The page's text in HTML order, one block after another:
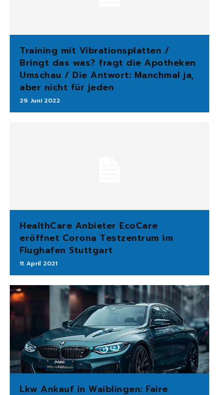
Training mit Vibrationsplatten /
Bringt das was? fragt die Apotheken
Umschau / Die Antwort: Manchmal ja,
aber nicht für jeden
29. Juni 2022
HealthCare Anbieter EcoCare
eröffnet Corona Testzentrum im
Flughafen Stuttgart
11. April 2021
Lkw Ankauf in Waiblingen: Faire